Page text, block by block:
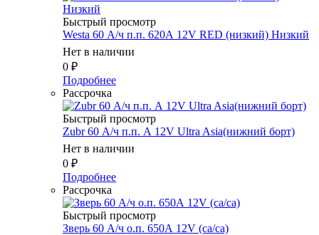
Быстрый просмотр
Westa 60 А/ч п.п. 620А 12V RED (низкий) Низкий
Нет в наличии
0 ₽
Подробнее
Рассрочка
Быстрый просмотр
Zubr 60 А/ч п.п. А 12V Ultra Asia(нижний борт)
Нет в наличии
0 ₽
Подробнее
Рассрочка
Быстрый просмотр
Зверь 60 А/ч о.п. 650А 12V (ca/ca)